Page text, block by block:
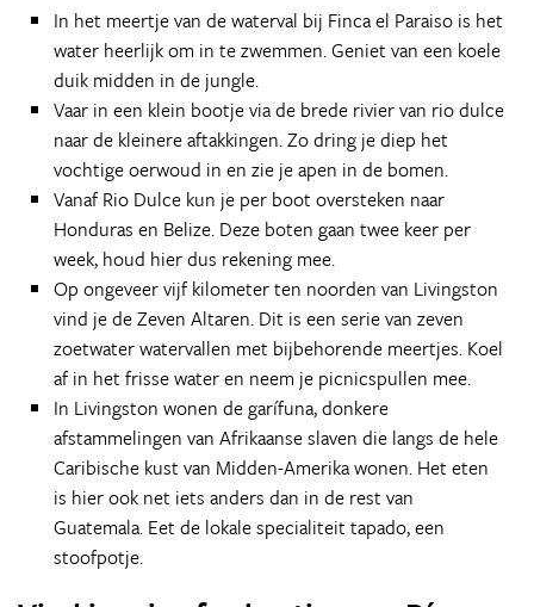
In het meertje van de waterval bij Finca el Paraiso is het
water heerlijk om in te zwemmen. Geniet van een koele
duik midden in de jungle.
Vaar in een klein bootje via de brede rivier van rio dulce
naar de kleinere aftakkingen. Zo dring je diep het
vochtige oerwoud in en zie je apen in de bomen.
Vanaf Rio Dulce kun je per boot oversteken naar
Honduras en Belize. Deze boten gaan twee keer per
week, houd hier dus rekening mee.
Op ongeveer vijf kilometer ten noorden van Livingston
vind je de Zeven Altaren. Dit is een serie van zeven
zoetwater watervallen met bijbehorende meertjes. Koel
af in het frisse water en neem je picnicspullen mee.
In Livingston wonen de garífuna, donkere
afstammelingen van Afrikaanse slaven die langs de hele
Caribische kust van Midden-Amerika wonen. Het eten
is hier ook net iets anders dan in de rest van
Guatemala. Eet de lokale specialiteit tapado, een
stoofpotje.